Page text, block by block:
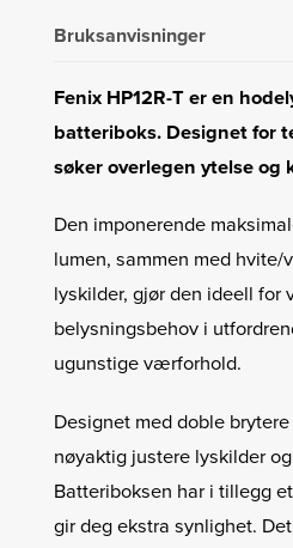
Bruksanvisninger
Fenix ​​HP12R-T er en
batteriboks. Designet for
søker overlegen ytelse og
Den imponerende
lumen, sammen med hvite/
lyskilder, gjør den ideell for
belysningsbehov i
ugunstige værforhold.
Designet med doble
nøyaktig justere lyskilder
Batteriboksen har i tillegg
gir deg ekstra synlighet.